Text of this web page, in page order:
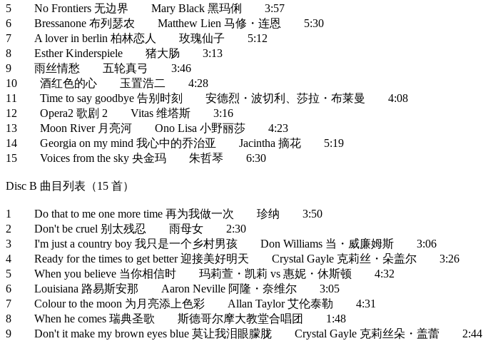
5 No Frontiers 无边界 Mary Black 黑玛俐 3:57
6 Bressanone 布列瑟农 Matthew Lien 马修・连恩 5:30
7 A lover in berlin 柏林恋人 玫瑰仙子 5:12
8 Esther Kinderspiele 猪大肠 3:13
9 雨丝情愁 五轮真弓 3:46
10 酒红色的心 玉置浩二 4:28
11 Time to say goodbye 告别时刻 安德烈・波切利、莎拉・布莱曼 4:08
12 Opera2 歌剧 2 Vitas 维塔斯 3:16
13 Moon River 月亮河 Ono Lisa 小野丽莎 4:23
14 Georgia on my mind 我心中的乔治亚 Jacintha 摘花 5:19
15 Voices from the sky 央金玛 朱哲琴 6:30
Disc B 曲目列表（15 首）
1 Do that to me one more time 再为我做一次 珍纳 3:50
2 Don't be cruel 别太残忍 雨母女 2:30
3 I'm just a country boy 我只是一个乡村男孩 Don Williams 当・威廉姆斯 3:06
4 Ready for the times to get better 迎接美好明天 Crystal Gayle 克莉丝・朵盖尔 3:26
5 When you believe 当你相信时 玛莉萱・凯莉 vs 惠妮・休斯顿 4:32
6 Louisiana 路易斯安那 Aaron Neville 阿隆・奈维尔 3:05
7 Colour to the moon 为月亮添上色彩 Allan Taylor 艾伦泰勒 4:31
8 When he comes 瑞典圣歌 斯德哥尔摩大教堂合唱团 1:48
9 Don't it make my brown eyes blue 莫让我泪眼朦胧 Crystal Gayle 克莉丝朵・盖蕾 2:44